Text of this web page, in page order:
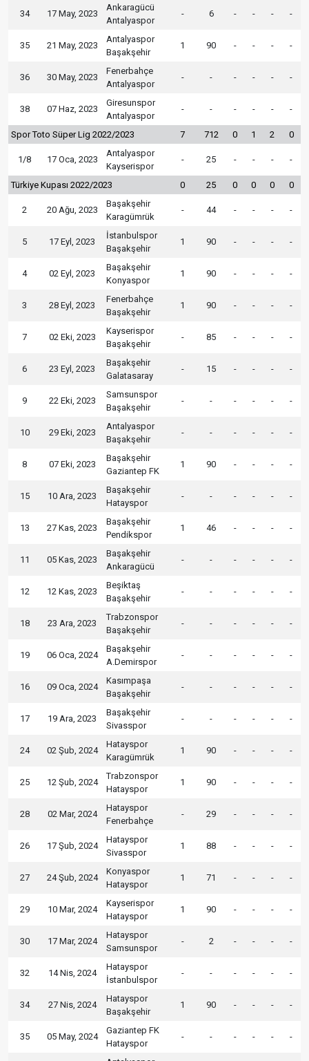
34 17 May, 2023
Ankaragücü
Antalyaspor
- 6 - - - -
35 21 May, 2023
Antalyaspor
Başakşehir
1 90 - - - -
36 30 May, 2023
Fenerbahçe
Antalyaspor
- - - - - -
38 07 Haz, 2023
Giresunspor
Antalyaspor
- - - - - -
Spor Toto Süper Lig 2022/2023 7 712 0 1 2 0
1/8 17 Oca, 2023
Antalyaspor
Kayserispor
- 25 - - - -
Türkiye Kupası 2022/2023 0 25 0 0 0 0
2 20 Ağu, 2023
Başakşehir
Karagümrük
- 44 - - - -
5 17 Eyl, 2023
İstanbulspor
Başakşehir
1 90 - - - -
4 02 Eyl, 2023
Başakşehir
Konyaspor
1 90 - - - -
3 28 Eyl, 2023
Fenerbahçe
Başakşehir
1 90 - - - -
7 02 Eki, 2023
Kayserispor
Başakşehir
- 85 - - - -
6 23 Eyl, 2023
Başakşehir
Galatasaray
- 15 - - - -
9 22 Eki, 2023
Samsunspor
Başakşehir
- - - - - -
10 29 Eki, 2023
Antalyaspor
Başakşehir
- - - - - -
8 07 Eki, 2023
Başakşehir
Gaziantep FK
1 90 - - - -
15 10 Ara, 2023
Başakşehir
Hatayspor
- - - - - -
13 27 Kas, 2023
Başakşehir
Pendikspor
1 46 - - - -
11 05 Kas, 2023
Başakşehir
Ankaragücü
- - - - - -
12 12 Kas, 2023
Beşiktaş
Başakşehir
- - - - - -
18 23 Ara, 2023
Trabzonspor
Başakşehir
- - - - - -
19 06 Oca, 2024
Başakşehir
A.Demirspor
- - - - - -
16 09 Oca, 2024
Kasımpaşa
Başakşehir
- - - - - -
17 19 Ara, 2023
Başakşehir
Sivasspor
- - - - - -
24 02 Şub, 2024
Hatayspor
Karagümrük
1 90 - - - -
25 12 Şub, 2024
Trabzonspor
Hatayspor
1 90 - - - -
28 02 Mar, 2024
Hatayspor
Fenerbahçe
- 29 - - - -
26 17 Şub, 2024
Hatayspor
Sivasspor
1 88 - - - -
27 24 Şub, 2024
Konyaspor
Hatayspor
1 71 - - - -
29 10 Mar, 2024
Kayserispor
Hatayspor
1 90 - - - -
30 17 Mar, 2024
Hatayspor
Samsunspor
- 2 - - - -
32 14 Nis, 2024
Hatayspor
İstanbulspor
- - - - - -
34 27 Nis, 2024
Hatayspor
Başakşehir
1 90 - - - -
35 05 May, 2024
Gaziantep FK
Hatayspor
- - - - - -